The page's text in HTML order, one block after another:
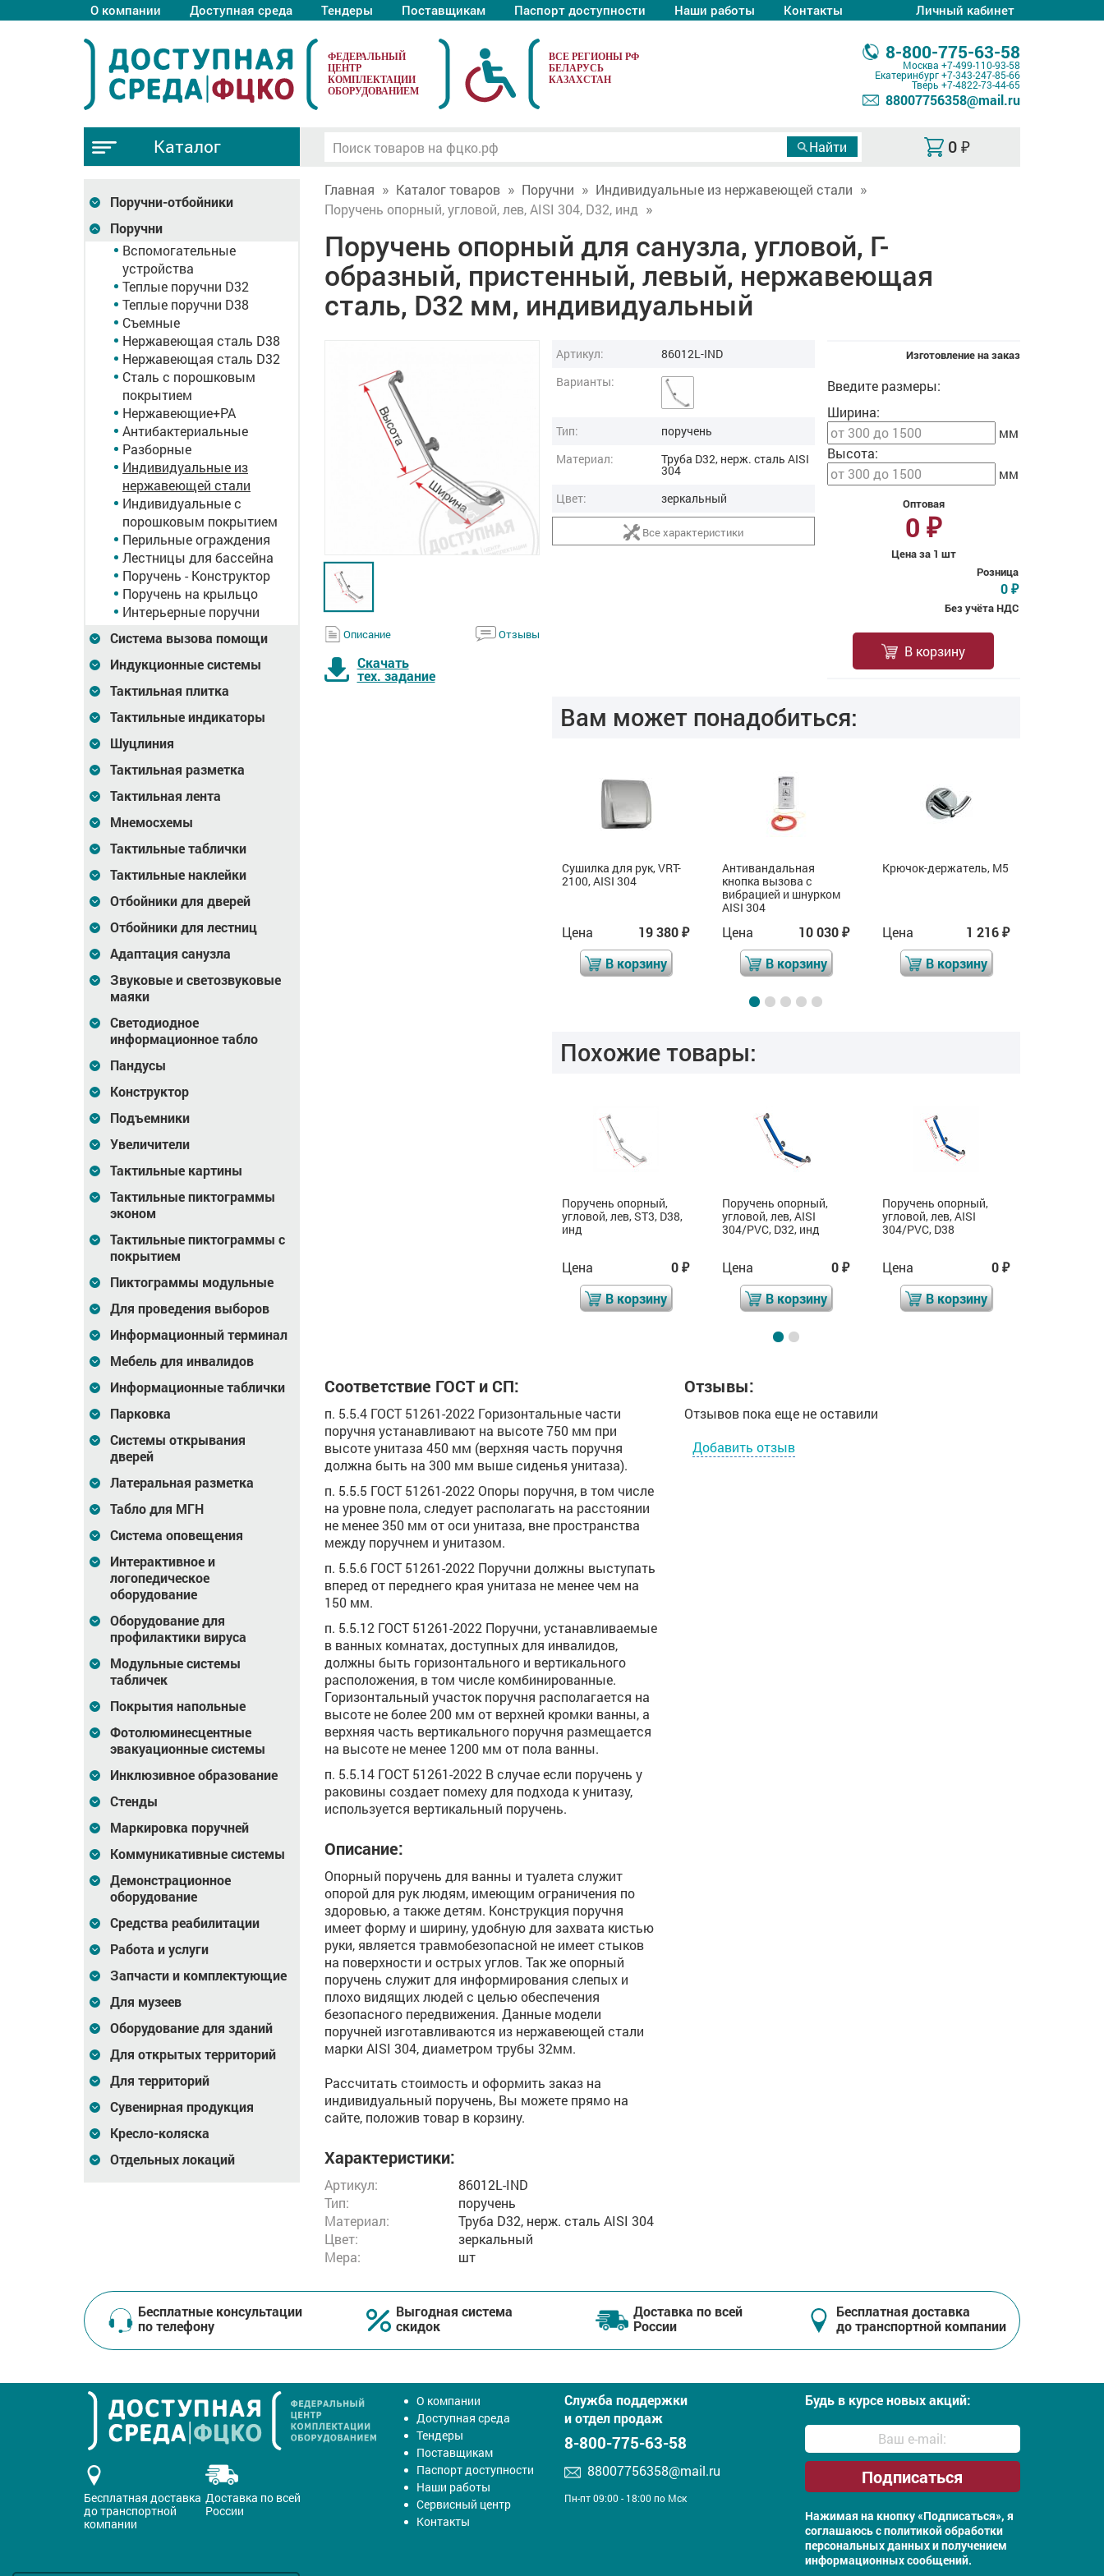
О компании Доступная среда Тендеры Поставщикам Паспорт доступности Наши работы Контакты Личный кабинет
ФЕДЕРАЛЬНЫЙ
ЦЕНТР
КОМПЛЕКТАЦИИ
ОБОРУДОВАНИЕМ
8-800-775-63-58
Москва +7-499-110-93-58
Екатеринбург+7-343-247-85-66
Тверь +7-4822-73-44-65
88007756358@mail.ru
0 ₽
Каталог
Поручни-отбойники
Поручни
Вспомогательные
устройства
Теплые поручни D32
Теплые поручни D38
Съемные
Нержавеющая сталь D38
Нержавеющая сталь D32
Сталь с порошковым
покрытием
Нержавеющие+PA
Антибактериальные
Разборные
Индивидуальные из
нержавеющей стали
Индивидуальные с
порошковым покрытием
Перильные ограждения
Лестницы для бассейна
Поручень - Конструктор
Поручень на крыльцо
Интерьерные поручни
Система вызова помощи
Индукционные системы
Тактильная плитка
Тактильные индикаторы
Шуцлиния
Тактильная разметка
Тактильная лента
Мнемосхемы
Тактильные таблички
Тактильные наклейки
Отбойники для дверей
Отбойники для лестниц
Адаптация санузла
Звуковые и светозвуковые
маяки
Светодиодное
информационное табло
Пандусы
Конструктор
Подъемники
Увеличители
Тактильные картины
Тактильные пиктограммы
эконом
Тактильные пиктограммы с
покрытием
Пиктограммы модульные
Для проведения выборов
Информационный терминал
Мебель для инвалидов
Информационные таблички
Парковка
Системы открывания
дверей
Латеральная разметка
Табло для МГН
Система оповещения
Интерактивное и
логопедическое
оборудование
Оборудование для
профилактики вируса
Модульные системы
табличек
Покрытия напольные
Фотолюминесцентные
эвакуационные системы
Инклюзивное образование
Стенды
Маркировка поручней
Коммуникативные системы
Демонстрационное
оборудование
Средства реабилитации
Работа и услуги
Запчасти и комплектующие
Для музеев
Оборудование для зданий
Для открытых территорий
Для территорий
Сувенирная продукция
Кресло-коляска
Отдельных локаций
Главная Каталог товаров Поручни
Индивидуальные из нержавеющей стали
Поручень опорный, угловой, лев, AISI 304, D32, инд
Поручень опорный для санузла, угловой, Г-
образный, пристенный, левый, нержавеющая
сталь, D32 мм, индивидуальный
Описание Отзывы
Скачать
тех. задание
Изготовление на заказ
Введите размеры:
Ширина:
мм
Высота:
мм
Оптовая
0 ₽
Цена за 1 шт
Розница
0 ₽
Без учёта НДС
В корзину
Артикул:
86012L-IND
Варианты:
Тип:
поручень
Материал:
Труба D32, нерж. cталь AISI
304
Цвет:
зеркальный
Все характеристики
Вам может понадобиться:
Сиденье откидное, без
упоров, AISI 304
Цена 13 688₽
В корзину
200мм, в AL профиле,
принт №5
Цена
Сушилка для рук, VRT-
2100, AISI 304
Цена 19 380₽
В корзину
Антивандальная
кнопка вызова с
вибрацией и шнурком
AISI 304
Цена 10 030₽
В корзину
Крючок-держатель, М5
Цена 1 216₽
В корзину
Похожие товары:
Поручень опорный,
угловой, лев, AISI
Поручень опорный,
Поручень опорный,
угловой, лев, ST3, D38,
инд
Цена 0₽
В корзину
Поручень опорный,
угловой, лев, AISI
304/PVC, D32, инд
Цена 0₽
В корзину
Поручень опорный,
угловой, лев, AISI
304/PVC, D38
Цена 0₽
В корзину
Соответствие ГОСТ и СП:
п. 5.5.4 ГОСТ 51261-2022 Горизонтальные части
поручня устанавливают на высоте 750 мм при
высоте унитаза 450 мм (верхняя часть поручня
должна быть на 300 мм выше сиденья унитаза).
п. 5.5.5 ГОСТ 51261-2022 Опоры поручня, в том числе
на уровне пола, следует располагать на расстоянии
не менее 350 мм от оси унитаза, вне пространства
между поручнем и унитазом.
п. 5.5.6 ГОСТ 51261-2022 Поручни должны выступать
вперед от переднего края унитаза не менее чем на
150 мм.
п. 5.5.12 ГОСТ 51261-2022 Поручни, устанавливаемые
в ванных комнатах, доступных для инвалидов,
должны быть горизонтального и вертикального
расположения, в том числе комбинированные.
Горизонтальный участок поручня располагается на
высоте не более 200 мм от верхней кромки ванны, а
верхняя часть вертикального поручня размещается
на высоте не менее 1200 мм от пола ванны.
п. 5.5.14 ГОСТ 51261-2022 В случае если поручень у
раковины создает помеху для подхода к унитазу,
используется вертикальный поручень.
Описание:
Опорный поручень для ванны и туалета служит
опорой для рук людям, имеющим ограничения по
здоровью, а также детям. Конструкция поручня
имеет форму и ширину, удобную для захвата кистью
руки, является травмобезопасной не имеет стыков
на поверхности и острых углов. Так же опорный
поручень служит для информирования слепых и
плохо видящих людей с целью обеспечения
безопасного передвижения. Данные модели
поручней изготавливаются из нержавеющей стали
марки AISI 304, диаметром трубы 32мм.
Рассчитать стоимость и оформить заказ на
индивидуальный поручень, Вы можете прямо на
сайте, положив товар в корзину.
Характеристики:
Артикул:
86012L-IND
Тип:
поручень
Материал:
Труба D32, нерж. cталь AISI 304
Цвет:
зеркальный
Мера:
шт
Отзывы:
Отзывов пока еще не оставили
Добавить отзыв
Бесплатные консультации
по телефону
Выгодная система
скидок
Доставка по всей
России
Бесплатная доставка
до транспортной компании
Бесплатная доставка
до транспортной
компании
Доставка по всей
России
О компании
Доступная среда
Тендеры
Поставщикам
Паспорт доступности
Наши работы
Сервисный центр
Контакты
Служба поддержки
и отдел продаж
8-800-775-63-58
88007756358@mail.ru
Пн-пт 09:00 - 18:00 по Мск
Будь в курсе новых акций:
Нажимая на кнопку «Подписаться», я
соглашаюсь сполитикой обработки
персональных данных и получением
информационных сообщений.